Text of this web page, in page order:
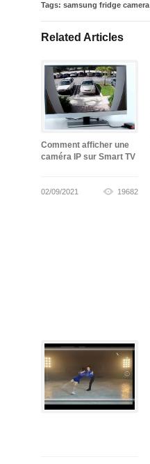
Tags: samsung fridge camera
Related Articles
Comment afficher une
caméra IP sur Smart TV
02/09/2021 19682